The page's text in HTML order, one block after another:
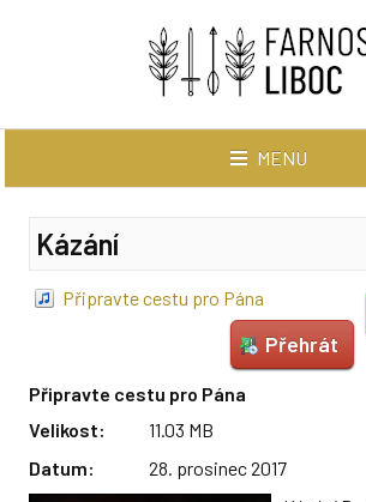
MENU
Slovo pro rodiny
AKTIVITY
Kázání
Připravte cestu pro Pána
Přehrát
Připravte cestu pro Pána
Velikost:
11.03 MB
Datum:
28. prosinec 2017